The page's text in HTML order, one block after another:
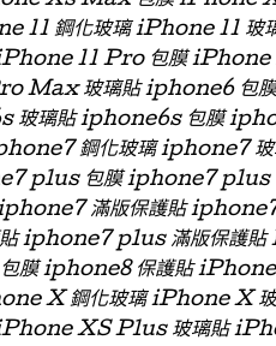
11 鋼化玻璃 iPhone 11
11 Pro 包膜
Max 玻璃貼 iphone6 包
玻璃貼 iphone6s 包膜
鋼化玻璃 iphone7
plus 包膜 iphone7 plus 保
滿版保護貼
iphone7 plus 滿版保護貼
膜 iphone8 保護貼
X 鋼化玻璃 iPhone X
XS Plus 玻璃貼